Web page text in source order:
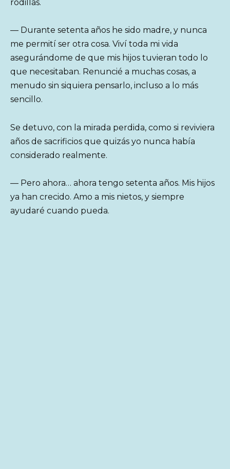
rodillas.
— Durante setenta años he sido madre, y nunca
me permití ser otra cosa. Viví toda mi vida
asegurándome de que mis hijos tuvieran todo lo
que necesitaban. Renuncié a muchas cosas, a
menudo sin siquiera pensarlo, incluso a lo más
sencillo.
Se detuvo, con la mirada perdida, como si reviviera
años de sacrificios que quizás yo nunca había
considerado realmente.
— Pero ahora… ahora tengo setenta años. Mis hijos
ya han crecido. Amo a mis nietos, y siempre
ayudaré cuando pueda.